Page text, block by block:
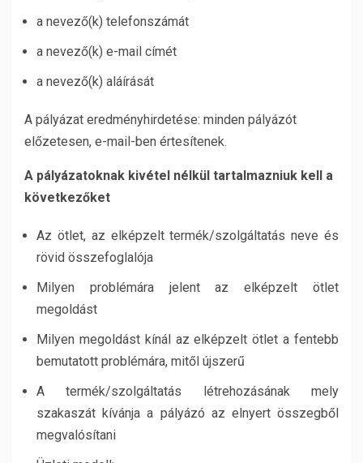
a nevező(k) telefonszámát
a nevező(k) e-mail címét
a nevező(k) aláírását
A pályázat eredményhirdetése: minden pályázót
előzetesen, e-mail-ben értesítenek.
A pályázatoknak kivétel nélkül tartalmazniuk kell a
következőket
Az ötlet, az elképzelt termék/szolgáltatás neve és
rövid összefoglalója
Milyen problémára jelent az elképzelt ötlet
megoldást
Milyen megoldást kínál az elképzelt ötlet a fentebb
bemutatott problémára, mitől újszerű
A termék/szolgáltatás létrehozásának mely
szakaszát kívánja a pályázó az elnyert összegből
megvalósítani